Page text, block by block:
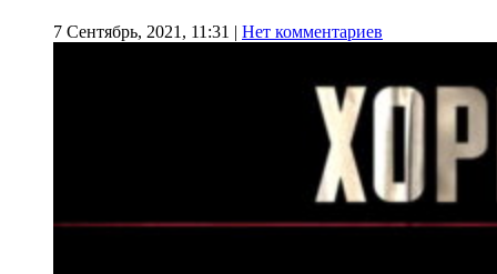
7 Сентябрь, 2021, 11:31 | Нет комментариев